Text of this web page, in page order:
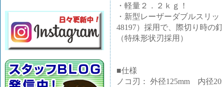
・軽量２．２ｋｇ！
・新型レーザーダブルスリ
48197）採用で、際切り時の
（特殊形状刃採用）
■仕様
ノコ刃： 外径125mm 内径